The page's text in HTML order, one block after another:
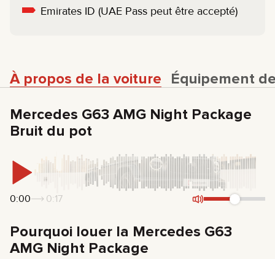
Emirates ID (UAE Pass peut être accepté)
À propos de la voiture
Équipement
Mercedes G63 AMG Night Package
Bruit du pot
0:00 0:17
Pourquoi louer la Mercedes G63
AMG Night Package